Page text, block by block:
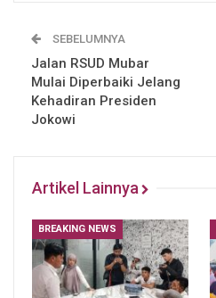
SEBELUMNYA
Jalan RSUD Mubar
Mulai Diperbaiki Jelang
Kehadiran Presiden
Jokowi
Artikel Lainnya
BREAKING NEWS